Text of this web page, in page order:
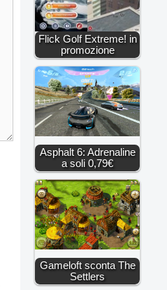
Flick Golf Extreme! in
promozione
Asphalt 6: Adrenaline
a soli 0,79€
Gameloft sconta The
Settlers